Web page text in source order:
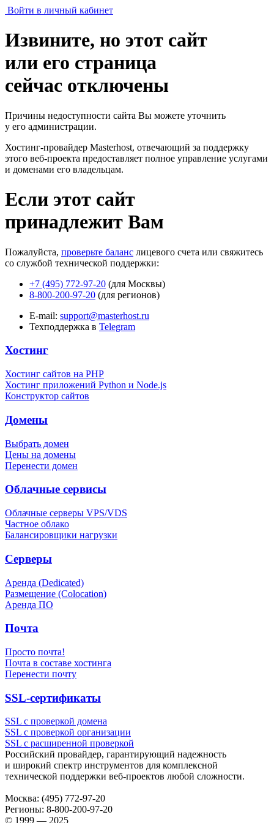
Войти в личный кабинет
Извините, но этот сайт
или его страница
сейчас отключены
Причины недоступности сайта Вы можете уточнить
у его администрации.
Хостинг-провайдер Masterhost, отвечающий за поддержку
этого веб-проекта предоставляет полное управление услугами
и доменами его владельцам.
Если этот сайт
принадлежит Вам
Пожалуйста, проверьте баланс лицевого счета или свяжитесь
со службой технической поддержки:
+7 (495) 772-97-20 (для Москвы)
8-800-200-97-20 (для регионов)
E-mail: support@masterhost.ru
Техподдержка в Telegram
Хостинг
Хостинг сайтов на PHP
Хостинг приложений Python и Node.js
Конструктор сайтов
Домены
Выбрать домен
Цены на домены
Перенести домен
Облачные сервисы
Облачные серверы VPS/VDS
Частное облако
Балансировщики нагрузки
Серверы
Аренда (Dedicated)
Размещение (Colocation)
Аренда ПО
Почта
Просто почта!
Почта в составе хостинга
Перенести почту
SSL-сертификаты
SSL с проверкой домена
SSL с проверкой организации
SSL с расширенной проверкой
Российский провайдер, гарантирующий надежность
и широкий спектр инструментов для комплексной
технической поддержки веб-проектов любой сложности.
Москва: (495) 772-97-20
Регионы: 8-800-200-97-20
© 1999 — 2025